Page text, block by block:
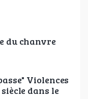
du chanvre
Violences
dans le